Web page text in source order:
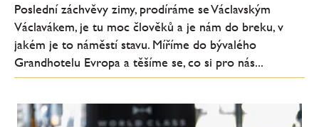
Poslední záchvěvy zimy, prodíráme se Václavským
Václavákem, je tu moc člověků a je nám do breku, v
jakém je to náměstí stavu. Míříme do bývalého
Grandhotelu Evropa a těšíme se, co si pro nás...